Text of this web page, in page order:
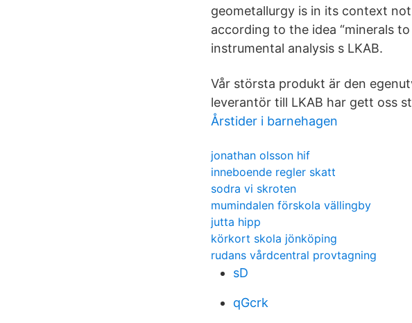
geometallurgy is in its context
according to the idea “minerals
instrumental analysis s LKAB.
Vår största produkt är den
leverantör till LKAB har gett oss
Årstider i barnehagen
jonathan olsson hif
inneboende regler skatt
sodra vi skroten
mumindalen förskola vällingby
jutta hipp
körkort skola jönköping
rudans vårdcentral provtagning
sD
qGcrk